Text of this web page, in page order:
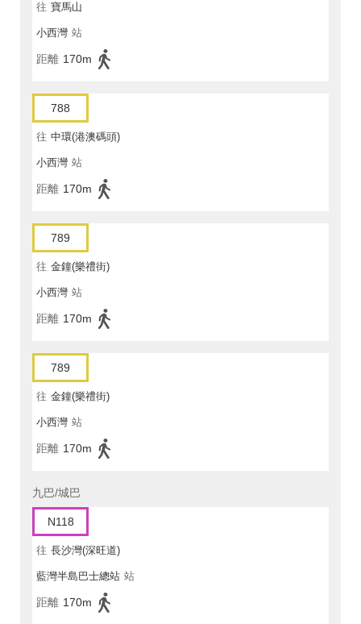
往 寶馬山
小西灣 站
距離 170m
788
往 中環(港澳碼頭)
小西灣 站
距離 170m
789
往 金鐘(樂禮街)
小西灣 站
距離 170m
789
往 金鐘(樂禮街)
小西灣 站
距離 170m
九巴/城巴
N118
往 長沙灣(深旺道)
藍灣半島巴士總站 站
距離 170m